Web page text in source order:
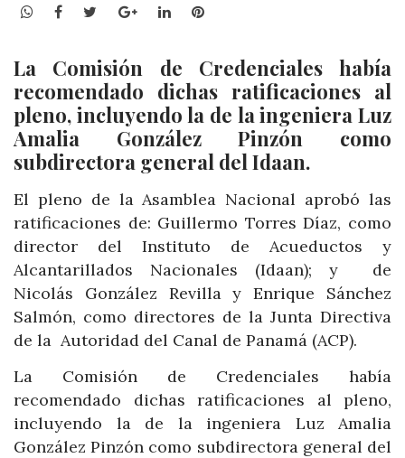
WhatsApp
Facebook
TwitterGoogle+LinkedInPinterest
La Comisión de Credenciales había
recomendado dichas ratificaciones al
pleno, incluyendola de la ingeniera Luz
Amalia González Pinzón como
subdirectora general del Idaan.
El pleno de la Asamblea Nacional aprobó las
ratificaciones de: Guillermo Torres Díaz, como
director del Instituto de Acueductos y
Alcantarillados Nacionales (Idaan); y de
Nicolás González Revilla y Enrique Sánchez
Salmón, como directores de la Junta Directiva
de la Autoridad del Canal de Panamá (ACP).
La Comisión de Credenciales había
recomendado dichas ratificaciones al pleno,
incluyendo la de la ingeniera Luz Amalia
González Pinzón como subdirectora general del